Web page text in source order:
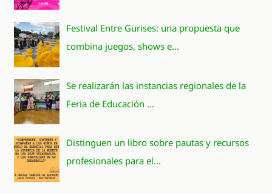
Festival Entre Gurises: una propuesta que
combina juegos, shows e…
Se realizarán las instancias regionales de la
Feria de Educación …
Distinguen un libro sobre pautas y recursos
profesionales para el…